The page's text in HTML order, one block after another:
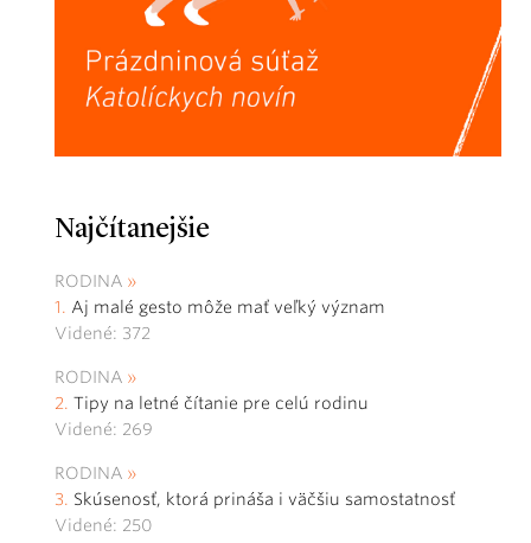
Najčítanejšie
RODINA
Aj malé gesto môže mať veľký význam
Videné: 372
RODINA
Tipy na letné čítanie pre celú rodinu
Videné: 269
RODINA
Skúsenosť, ktorá prináša i väčšiu samostatnosť
Videné: 250